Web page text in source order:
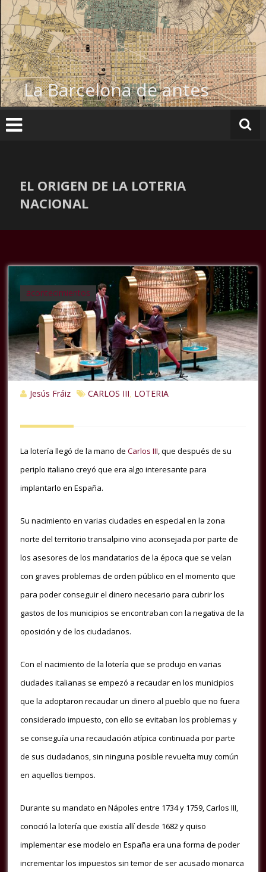
contenido
La Barcelona de antes
EL ORIGEN DE LA LOTERIA
NACIONAL
acontecimientos
Jesús Fráiz CARLOS III LOTERIA
La lotería llegó de la mano deCarlos III, que después de su
periplo italiano creyó que era algo interesante para
implantarlo en España.
Su nacimiento en varias ciudades en especial en la zona
norte del territorio transalpino vino aconsejada por parte de
los asesores de los mandatarios de la época que se veían
con graves problemas de orden público en el momento que
para poder conseguir el dinero necesario para cubrir los
gastos de los municipios se encontraban con la negativa de la
oposición y de los ciudadanos.
Con el nacimiento de la lotería que se produjo en varias
ciudades italianas se empezó a recaudar en los municipios
que la adoptaron recaudar un dinero al pueblo que no fuera
considerado impuesto, con ello se evitaban los problemas y
se conseguía una recaudación atípica continuada por parte
de sus ciudadanos, sin ninguna posible revuelta muy común
en aquellos tiempos.
Durante su mandato en Nápoles entre 1734 y 1759, Carlos III,
conoció la lotería que existía allí desde 1682 y quiso
implementar ese modelo en España era una forma de poder
incrementar los impuestos sin temor de ser acusado monarca